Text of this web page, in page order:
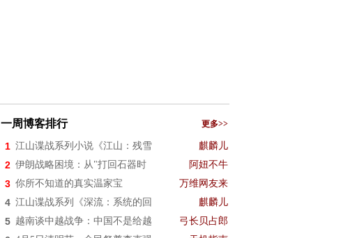
一周博客排行 更多>>
1 江山谍战系列小说《江山：残雪 麒麟儿
2 伊朗战略困境：从"打回石器时 阿妞不牛
3 你所不知道的真实温家宝 万维网友来
4 江山谍战系列《深流：系统的回 麒麟儿
5 越南谈中越战争：中国不是给越 弓长贝占郎